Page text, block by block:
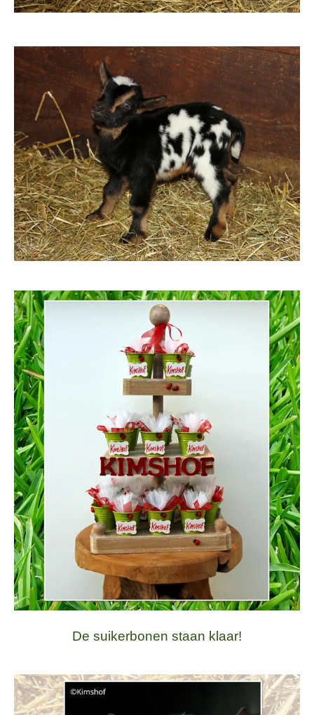
De suikerbonen staan klaar!